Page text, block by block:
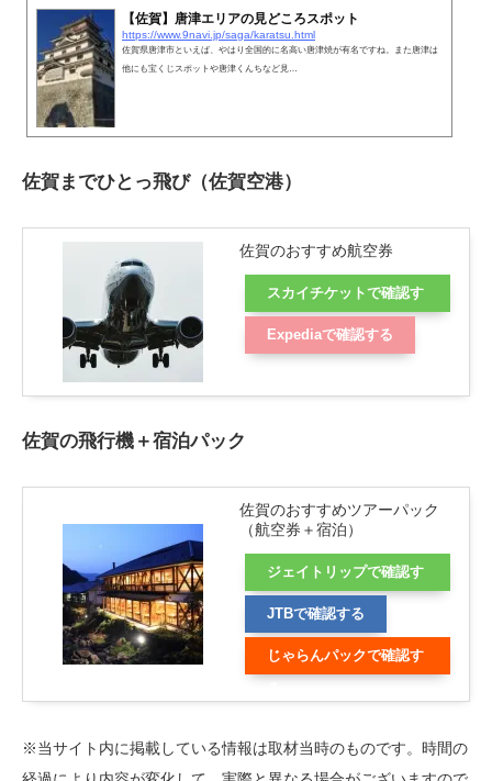
【佐賀】唐津エリアの見どころスポット
https://www.9navi.jp/saga/karatsu.html
佐賀県唐津市といえば、やはり全国的に名高い唐津焼が有名ですね。また唐津は
他にも宝くじスポットや唐津くんちなど見…
佐賀までひとっ飛び（佐賀空港）
佐賀のおすすめ航空券
スカイチケットで確認す
る
Expediaで確認する
佐賀の飛行機＋宿泊パック
佐賀のおすすめツアーパック
（航空券＋宿泊）
ジェイトリップで確認す
る
JTBで確認する
じゃらんパックで確認す
※当サイト内に掲載している情報は取材当時のものです。時間の